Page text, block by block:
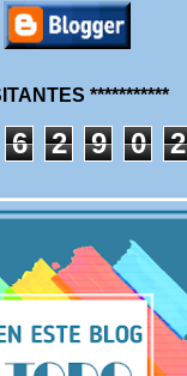
***********
6 2 9 0 2